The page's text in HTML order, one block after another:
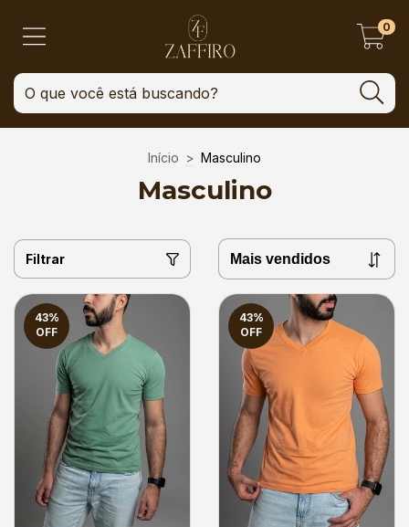
0
Início > Masculino
Masculino
Filtrar
43%
OFF
43%
OFF